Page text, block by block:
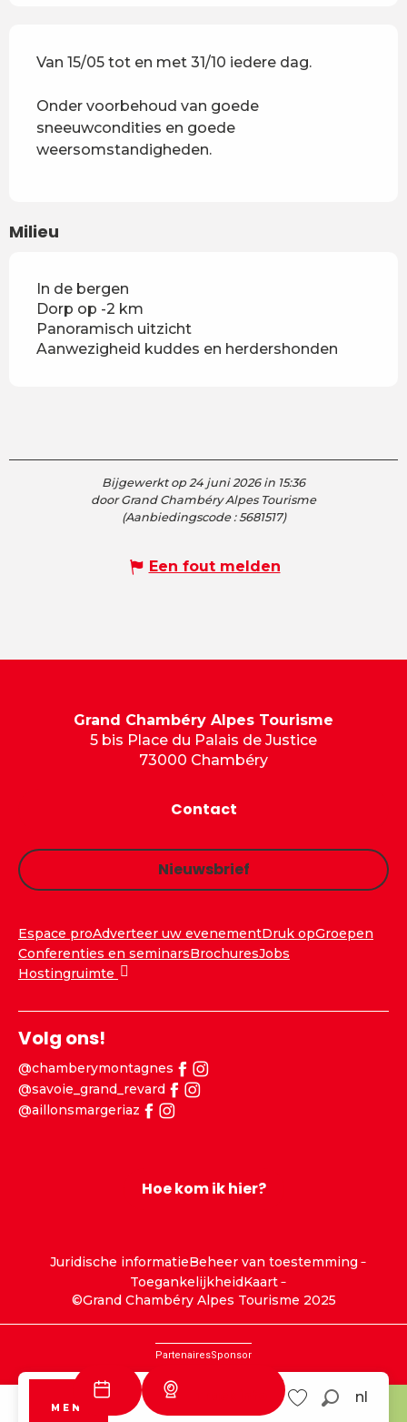
Savoie Grand Aillons
MENU
nl
Van 15/05 tot en met 31/10 iedere dag.
Onder voorbehoud van goede
sneeuwcondities en goede
weersomstandigheden.
Milieu
In de bergen
Dorp op -2 km
Panoramisch uitzicht
Aanwezigheid kuddes en herdershonden
Bijgewerkt op 24 juni 2026 in 15:36
door Grand Chambéry Alpes Tourisme
(Aanbiedingscode :5681517)
Een fout melden
Grand Chambéry Alpes Tourisme
5 bis Place du Palais de Justice
73000 Chambéry
Contact
Nieuwsbrief
Espace proAdverteer uw evenementDruk opGroepen
Conferenties en seminarsBrochuresJobs
Hostingruimte
Volg ons!
@chamberymontagnes
@savoie_grand_revard
@aillonsmargeriaz
Hoe kom ik hier?
Juridische informatieBeheer van toestemming
ToegankelijkheidKaart
©Grand Chambéry Alpes Tourisme 2025
PartenairesSponsor